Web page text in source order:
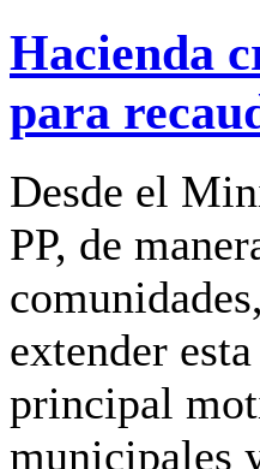
Hacienda
para
Desde el
PP, de
extender
principal
municipales